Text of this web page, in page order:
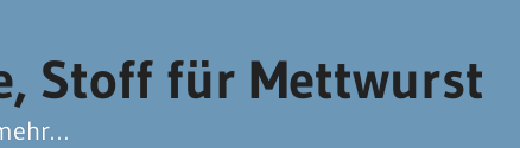
Stoff für Mettwurst